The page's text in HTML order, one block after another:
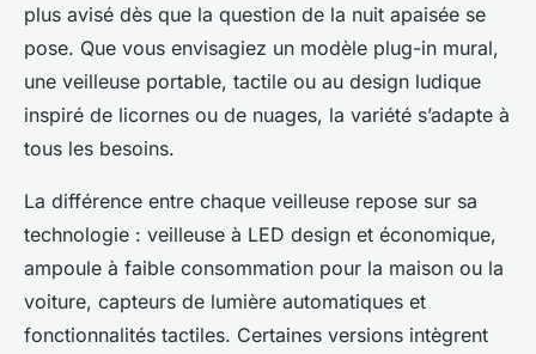
plus avisé dès que la question de la nuit apaisée se
pose. Que vous envisagiez un modèle plug-in mural,
une veilleuse portable, tactile ou au design ludique
inspiré de licornes ou de nuages, la variété s’adapte à
tous les besoins.
La différence entre chaque veilleuse repose sur sa
technologie : veilleuse à LED design et économique,
ampoule à faible consommation pour la maison ou la
voiture, capteurs de lumière automatiques et
fonctionnalités tactiles. Certaines versions intègrent